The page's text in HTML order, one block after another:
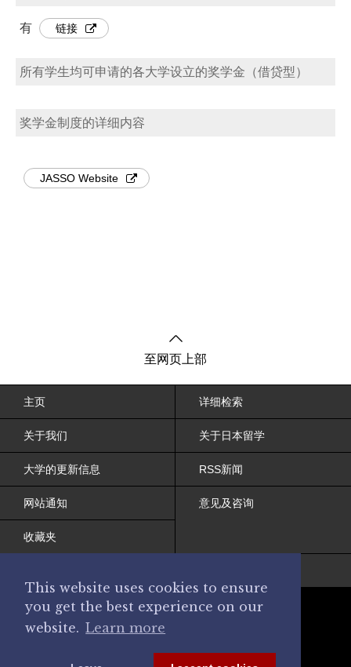
This website uses cookies to ensure
you get the best experience on our
website. Learn more
有 链接
所有学生均可申请的各大学设立的奖学金（借贷型）
奖学金制度的详细内容
JASSO Website
至网页上部
主页 详细检索
关于我们 关于日本留学
大学的更新信息 RSS新闻
网站通知 意见及咨询
收藏夹